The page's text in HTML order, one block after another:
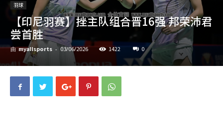
羽球
【印尼羽赛】挫主队组合晋16强 邦荣沛君
尝首胜
由 myallsports - 03/06/2026 1422 0